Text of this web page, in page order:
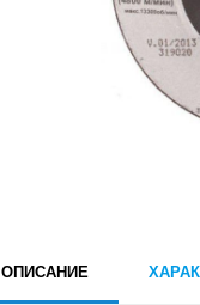
ОПИСАНИЕ